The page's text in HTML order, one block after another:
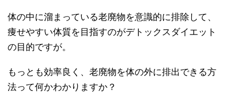
体の中に溜まっている老廃物を意識的に排除して、
痩せやすい体質を目指すのがデトックスダイエット
の目的ですが。
もっとも効率良く、老廃物を体の外に排出できる方
法って何かわかりますか？